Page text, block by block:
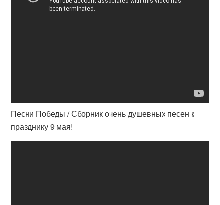
Песни Победы / Сборник очень душевных песен к
празднику 9 мая!